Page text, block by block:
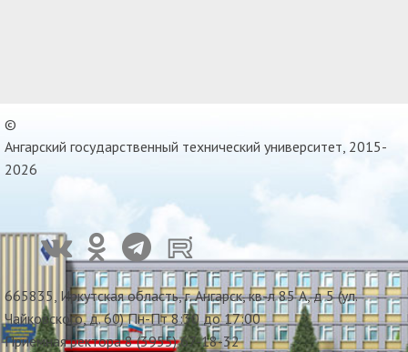
©
Ангарский государственный технический университет, 2015-
2026
665835, Иркутская область, г. Ангарск, кв-л 85 А, д 5 (ул.
Чайковского, д. 60) Пн-Пт 8:30 до 17:00
Приемная ректора 8 (3955) 67-18-32